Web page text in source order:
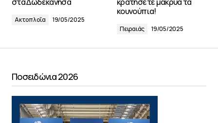
στα Δωδεκάνησα
Ακτοπλοΐα 19/05/2025
κρατήσετε μακρυά τα
κουνούπια!
Πειραιάς 19/05/2025
Ποσειδώνια 2026